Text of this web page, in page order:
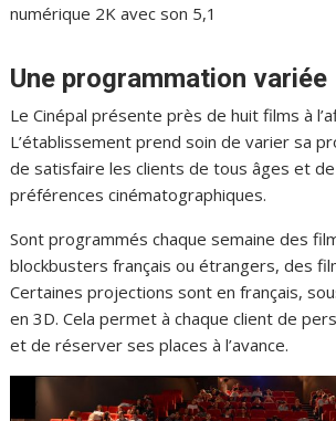
numérique 2K avec son 5,1
Une programmation variée
Le Cinépal présente près de huit films à
L’établissement prend soin de varier sa
de satisfaire les clients de tous âges et
préférences cinématographiques.
Sont programmés chaque semaine des
blockbusters français ou étrangers, des
Certaines projections sont en français,
en 3D. Cela permet à chaque client de
et de réserver ses places à l’avance.